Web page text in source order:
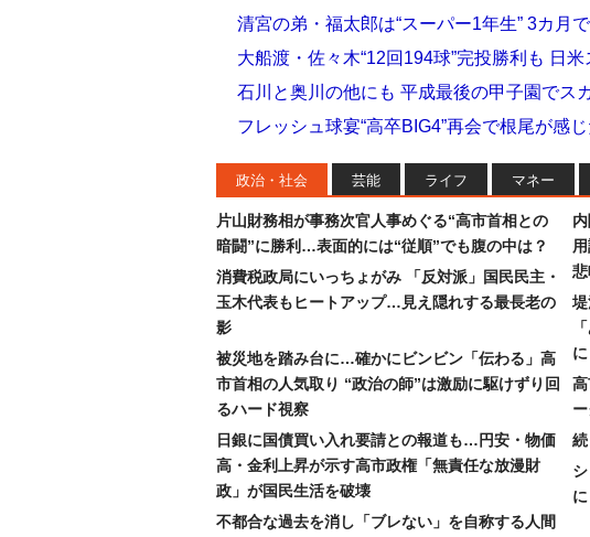
清宮の弟・福太郎は“スーパー1年生” 3カ月
大船渡・佐々木“12回194球”完投勝利も 日
石川と奥川の他にも 平成最後の甲子園でス
フレッシュ球宴“高卒BIG4”再会で根尾が感じ
政治・社会 芸能 ライフ マネー
片山財務相が事務次官人事めぐる“高市首相との
暗闘”に勝利…表面的には“従順”でも腹の中は？
消費税政局にいっちょがみ 「反対派」国民民主・
玉木代表もヒートアップ…見え隠れする最長老の
影
被災地を踏み台に…確かにビンビン「伝わる」高
市首相の人気取り “政治の師”は激励に駆けずり回
るハード視察
日銀に国債買い入れ要請との報道も…円安・物価
高・金利上昇が示す高市政権「無責任な放漫財
政」が国民生活を破壊
不都合な過去を消し「ブレない」を自称する人間